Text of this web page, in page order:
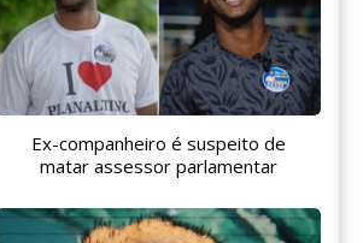
Ex-companheiro é suspeito de
matar assessor parlamentar